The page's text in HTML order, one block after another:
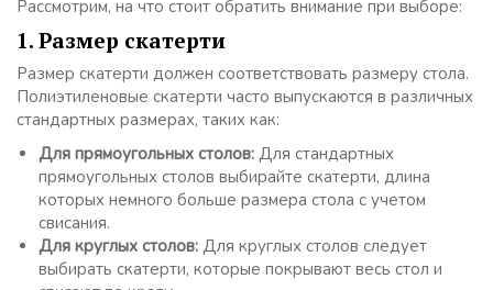
Рассмотрим, на что стоит обратить внимание при выборе:
1. Размер скатерти
Размер скатерти должен соответствовать размеру стола.
Полиэтиленовые скатерти часто выпускаются в различных
стандартных размерах, таких как:
Для прямоугольных столов: Для стандартных
прямоугольных столов выбирайте скатерти, длина
которых немного больше размера стола с учетом
свисания.
Для круглых столов: Для круглых столов следует
выбирать скатерти, которые покрывают весь стол и